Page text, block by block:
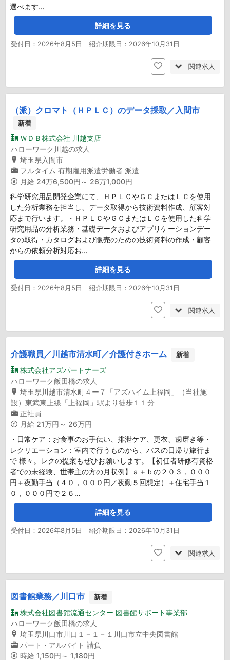
選べます…
詳細を見る
受付日：2026年8月5日 紹介期限日：2026年10月31日
関連求人
（派）クロマト（ＨＰＬＣ）のデータ採取／入間市
新着
ＷＤＢ株式会社 川越支店
ハローワーク川越の求人
埼玉県入間市
フルタイム 有期雇用派遣労働者 派遣
月給 24万6,500円～ 26万1,000円
科学研究用品開発企業にて、ＨＰＬＣやＧＣまたはＬＣを使用
した分析業務を担当し、データ取得から技術資料作成、顧客対
応まで行います。・ＨＰＬＣやＧＣまたはＬＣを使用した科学
研究用品の分析業務・基礎データおよびアプリケーションデー
タの取得・カタログおよび販売のための技術資料の作成・顧客
からの依頼分析対応お…
詳細を見る
受付日：2026年8月5日 紹介期限日：2026年10月31日
関連求人
介護職員／川越市清水町／介護付きホーム 新着
株式会社アズパートナーズ
ハローワーク飯田橋の求人
埼玉県川越市清水町４ー７「アズハイム上福岡」（当社施
設）東武東上線「上福岡」駅より徒歩１１分
正社員
月給 21万円～ 26万円
・日常ケア：お食事のお手伝い、排泄ケア、更衣、歯磨き等・
レクリエーション：室内で行うものから、バスの日帰り旅行ま
で 様々。レクの提案もぜひお願いします。【初任者研修有資格
者での未経験、世帯主の方の月収例】ａ＋ｂの２０３，０００
円＋夜勤手当（４０，０００円／夜勤５回想定）＋住宅手当１
０，０００円で２６…
詳細を見る
受付日：2026年8月5日 紹介期限日：2026年10月31日
関連求人
図書館業務／川口市 新着
株式会社図書館流通センター 図書館サポート事業部
ハローワーク飯田橋の求人
埼玉県川口市川口１－１－１川口市立中央図書館
パート・アルバイト 請負
時給 1,150円～ 1,180円